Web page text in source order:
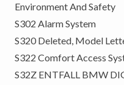
Environment And Safety
S302 Alarm System
S320 Deleted, Model
S322 Comfort Access
S32Z ENTFALL BMW